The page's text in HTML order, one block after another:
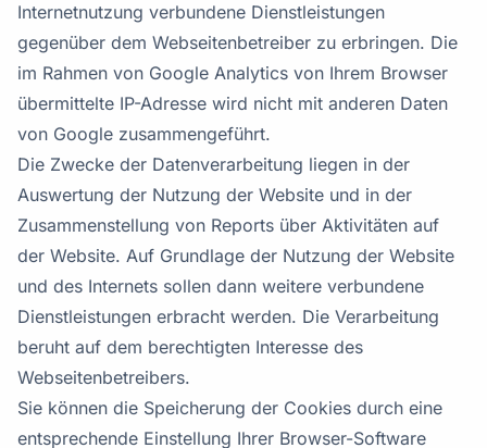
Internetnutzung verbundene Dienstleistungen
gegenüber dem Webseitenbetreiber zu erbringen. Die
im Rahmen von Google Analytics von Ihrem Browser
übermittelte IP-Adresse wird nicht mit anderen Daten
von Google zusammengeführt.
Die Zwecke der Datenverarbeitung liegen in der
Auswertung der Nutzung der Website und in der
Zusammenstellung von Reports über Aktivitäten auf
der Website. Auf Grundlage der Nutzung der Website
und des Internets sollen dann weitere verbundene
Dienstleistungen erbracht werden. Die Verarbeitung
beruht auf dem berechtigten Interesse des
Webseitenbetreibers.
Sie können die Speicherung der Cookies durch eine
entsprechende Einstellung Ihrer Browser-Software